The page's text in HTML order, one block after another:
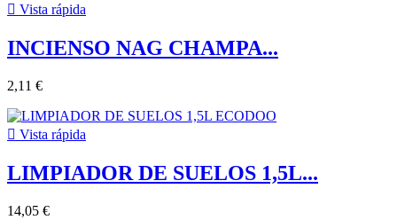
 Vista rápida
INCIENSO NAG CHAMPA...
2,11 €
 Vista rápida
LIMPIADOR DE SUELOS 1,5L...
14,05 €